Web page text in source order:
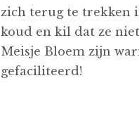
zich terug te trekken
koud en kil dat ze
Meisje Bloem zijn
gefaciliteerd!